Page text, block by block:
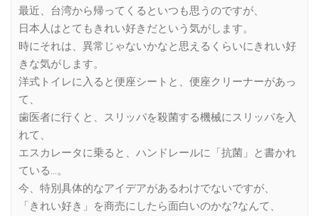
最近、台湾から帰ってくるといつも思うのですが、
日本人はとてもきれい好きだという気がします。
時にそれは、異常じゃないかなと思えるくらいにきれい好
きな気がします。
洋式トイレに入ると便座シートと、便座クリーナーがあっ
て、
歯医者に行くと、スリッパを殺菌する機械にスリッパを入
れて、
エスカレータに乗ると、ハンドレールに「抗菌」と書かれ
ている…。
今、特別具体的なアイデアがあるわけでないですが、
「きれい好き」を商売にしたら面白いのかな?なんて、